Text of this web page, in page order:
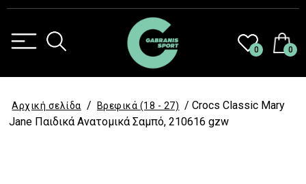
0 0
Αρχική σελίδα / Βρεφικά (18 - 27) / Crocs Classic Mary
Jane Παιδικά Ανατομικά Σαμπό, 210616 gzw